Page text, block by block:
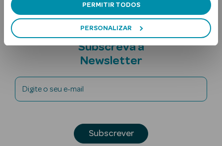
PERMITIR TODOS
PERSONALIZAR
Ver Tudo
Subscreva a
Newsletter
Digite o seu e-mail
Subscrever